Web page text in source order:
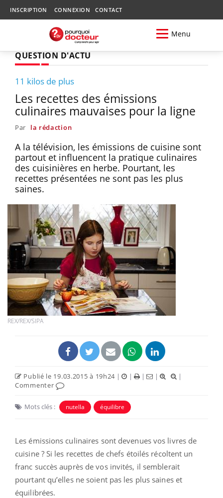
INSCRIPTION CONNEXION CONTACT
Menu
QUESTION D'ACTU
11 kilos de plus
Les recettes des émissions
culinaires mauvaises pour la ligne
Par la rédaction
A la télévision, les émissions de cuisine sont
partout et influencent la pratique culinaires
des cuisinières en herbe. Pourtant, les
recettes présentées ne sont pas les plus
saines.
REX/REX/SIPA
Publié le 19.03.2015 à 19h24 | | | |
|
Commenter
Mots clés : nutella équilibre
Les émissions culinaires sont devenues vos livres de
cuisine ? Si les recettes de chefs étoilés récoltent un
franc succès auprès de vos invités, il semblerait
pourtant qu’elles ne soient pas les plus saines et
équilibrées.